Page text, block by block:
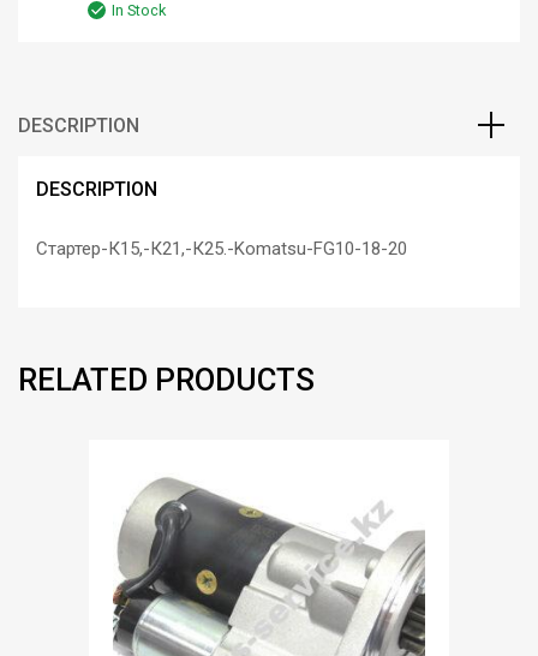
In Stock
DESCRIPTION
DESCRIPTION
Стартер-К15,-К21,-К25.-Komatsu-FG10-18-20
RELATED PRODUCTS